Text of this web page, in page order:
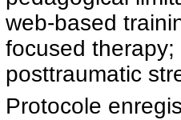
web-based
focused
posttraumatic
Protocole